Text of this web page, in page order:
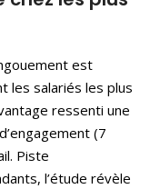
est
les salariés les plus
ressenti une
(7
Piste
l’étude révèle